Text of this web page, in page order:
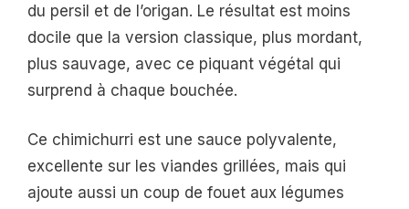
du persil et de l’origan. Le résultat est moins
docile que la version classique, plus mordant,
plus sauvage, avec ce piquant végétal qui
surprend à chaque bouchée.
Ce chimichurri est une sauce polyvalente,
excellente sur les viandes grillées, mais qui
ajoute aussi un coup de fouet aux légumes